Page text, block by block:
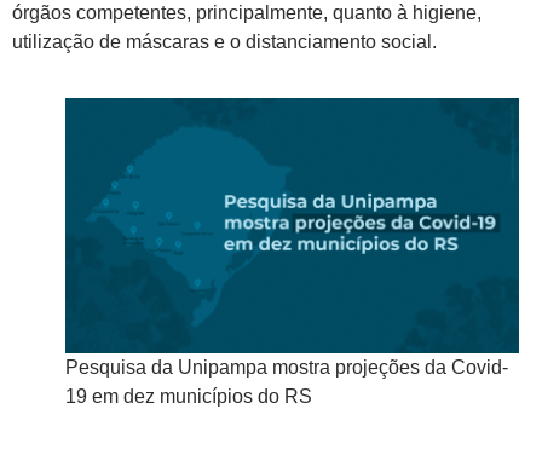
órgãos competentes, principalmente, quanto à higiene,
utilização de máscaras e o distanciamento social.
mostra projeções da Covid-
do RS
Projeção de internações e
Alegrete - Fonte: Thiago